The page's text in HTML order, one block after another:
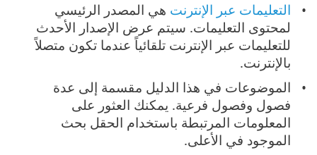
التعليمات عبر الإنترنت هي المصدر الرئيسي
لمحتوى التعليمات. سيتم عرض الإصدار الأحدث
للتعليمات عبر الإنترنت تلقائياً عندما تكون متصلاً
بالإنترنت.
الموضوعات في هذا الدليل مقسمة إلى عدة
فصول وفصول فرعية. يمكنك العثور على
المعلومات المرتبطة باستخدام الحقل بحث
الموجود في الأعلى.